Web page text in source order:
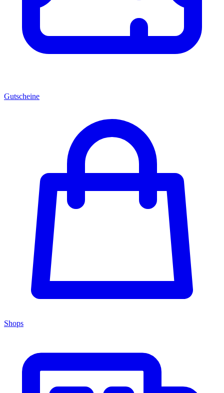
Gutscheine
Shops